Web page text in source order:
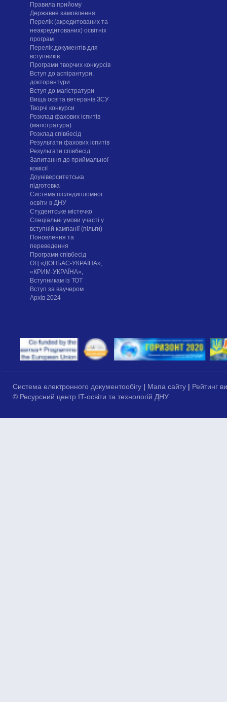
Правила прийому
Державне замовлення
Перелік (акредитованих та
неакредитованих) освітніх
програм
Перелік документів для
вступників
Програми творчих конкурсiв
Вступ до аспірантури,
докторантури
Вступ до магістратури
Вища освіта ветеранів ЗСУ
Творчі конкурси
Розклад фахових іспитів
(магістратура)
Розклад співбесід
Результати фахових іспитів
Результати співбесід
Запитання до приймальної
комісії
Доуніверситетська
підготовка
Система післядипломної
освіти в ДНУ
Cтудентське містечко
Спеціальні умови участі у
вступній кампанії (пільги)
Поновлення та
переведення
Програми співбесід
ОЦ «ДОНБАС-УКРАЇНА»,
«КРИМ-УКРАЇНА»,
Вступникам із ТОТ
Вступ за ваучером
Архів 2024
Система електронного документообігу | Мапа сайту | Рейтинг
© Ресурсний центр IT-освіти та технологій ДНУ